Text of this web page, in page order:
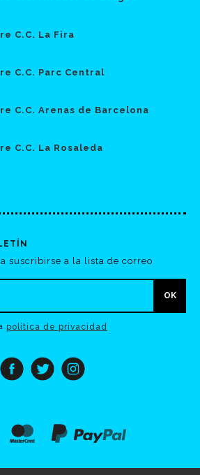
C.C. La Fira
C.C. Parc Central
C.C. Arenas de Barcelona
C.C. La Rosaleda
suscribirse a la lista de correo
política de privacidad